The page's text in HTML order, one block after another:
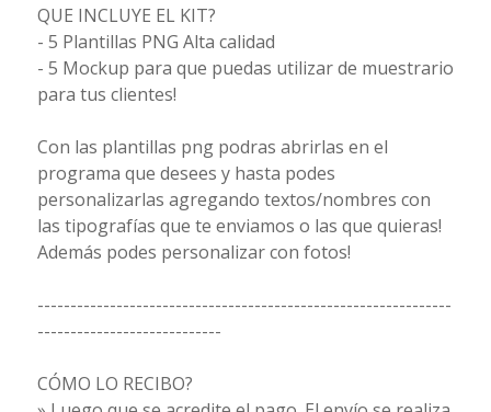
QUE INCLUYE EL KIT?
- 5 Plantillas PNG Alta calidad
- 5 Mockup para que puedas utilizar de muestrario
para tus clientes!
Con las plantillas png podras abrirlas en el
programa que desees y hasta podes
personalizarlas agregando textos/nombres con
las tipografías que te enviamos o las que quieras!
Además podes personalizar con fotos!
---------------------------------------------------------------
----------------------------
CÓMO LO RECIBO?